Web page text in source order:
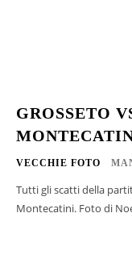
GROSSETO
VECCHIE FOTO
Tutti gli scatti della
Montecatini. Foto di